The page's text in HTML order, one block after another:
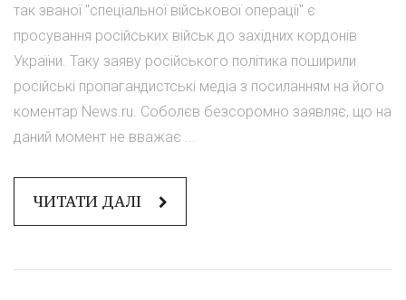
так званої "спеціальної військової операції" є
просування російських військ до західних кордонів
України. Таку заяву російського політика поширили
російські пропагандистські медіа з посиланням на його
коментар News.ru. Соболєв безсоромно заявляє, що на
даний момент не вважає ...
ЧИТАТИ ДАЛІ